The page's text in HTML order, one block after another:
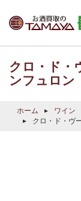
クロ・ド・
ンフュロン
ホーム
ワイン
クロ・ド・ヴ